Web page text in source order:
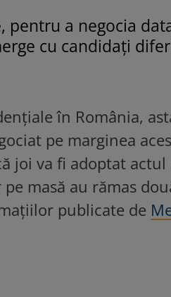
pentru a negocia
cu candidați
în România,
pe marginea
joi va fi adoptat
masă au rămas
publicate de